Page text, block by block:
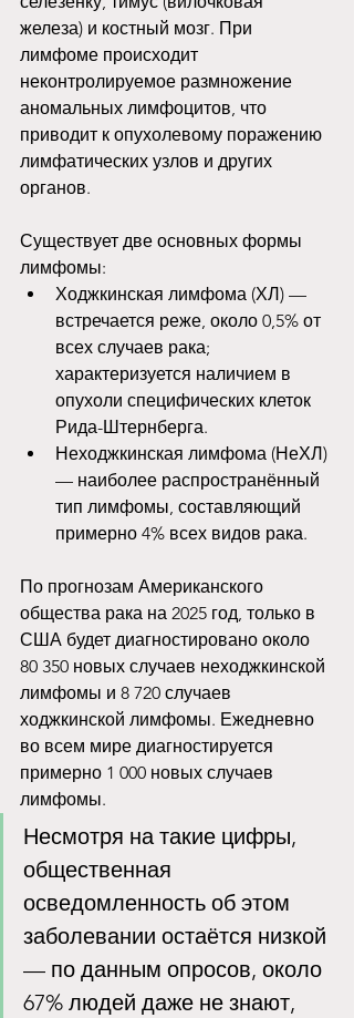
железа) и костный мозг. При
лимфоме происходит
неконтролируемое размножение
аномальных лимфоцитов, что
приводит к опухолевому поражению
лимфатических узлов и других
органов.
Существует две основных формы
лимфомы:
Ходжкинская лимфома (ХЛ) —
встречается реже, около 0,5% от
всех случаев рака;
характеризуется наличием в
опухоли специфических клеток
Рида-Штернберга.
Неходжкинская лимфома (НеХЛ)
— наиболее распространённый
тип лимфомы, составляющий
примерно 4% всех видов рака.
По прогнозам Американского
общества рака на 2025 год, только в
США будет диагностировано около
80 350 новых случаев неходжкинской
лимфомы и 8 720 случаев
ходжкинской лимфомы. Ежедневно
во всем мире диагностируется
примерно 1 000 новых случаев
лимфомы.
Несмотря на такие цифры,
общественная
осведомленность об этом
заболевании остаётся низкой
— по данным опросов, около
67% людей даже не знают,